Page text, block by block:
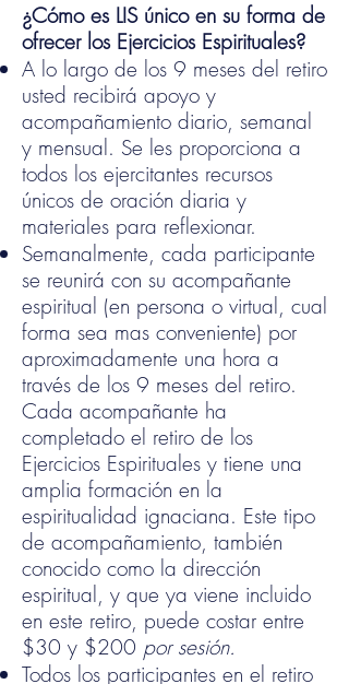
¿Cómo es LIS único en su forma de
ofrecer los Ejercicios Espirituales?
A lo largo de los 9 meses del retiro
usted recibirá apoyo y
acompañamiento diario, semanal
y mensual. Se les proporciona a
todos los ejercitantes recursos
únicos de oración diaria y
materiales para reflexionar.
Semanalmente, cada participante
se reunirá con su acompañante
espiritual (en persona o virtual, cual
forma sea mas conveniente) por
aproximadamente una hora a
través de los 9 meses del retiro.
Cada acompañante ha
completado el retiro de los
Ejercicios Espirituales y tiene una
amplia formación en la
espiritualidad ignaciana. Este tipo
de acompañamiento, también
conocido como la dirección
espiritual, y que ya viene incluido
en este retiro, puede costar entre
$30 y $200 por sesión.
Todos los participantes en el retiro